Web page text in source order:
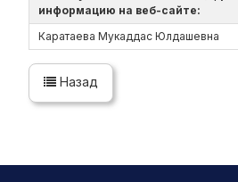
информацию на веб-сайте:
Каратаева Мукаддас Юлдашевна
Назад